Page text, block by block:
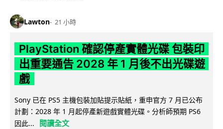
Lawton 21 小時
PlayStation 確認停產實體光碟 包裝印
出重要通告 2028 年 1 月後不出光碟遊
戲
Sony 已在 PS5 主機包裝加貼提示貼紙，重申官方 7 月已公布
計劃：2028 年 1 月起停產新遊戲實體光碟。分析師預期 PS6
因此...
閱讀全文